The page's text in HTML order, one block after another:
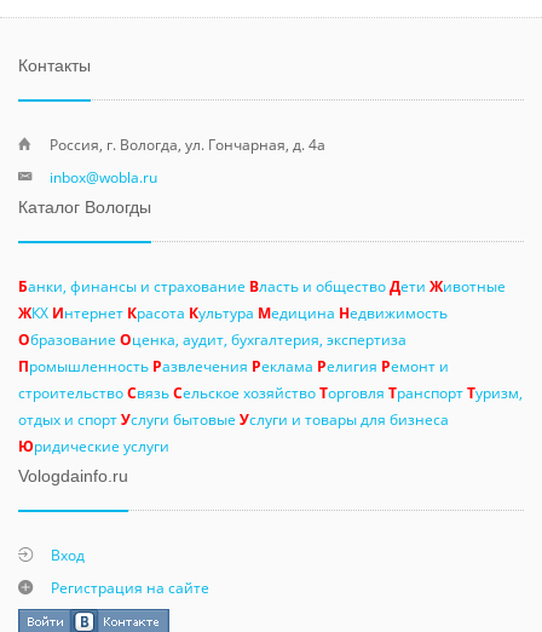
Контакты
Россия, г. Вологда, ул. Гончарная, д. 4а
inbox@wobla.ru
Каталог Вологды
Банки, финансы и страхование Власть и обществоДети Животные
ЖКХ Интернет Красота Культура Медицина Недвижимость
Образование Оценка, аудит, бухгалтерия, экспертиза
Промышленность Развлечения Реклама Религия Ремонт и
строительствоСвязьСельское хозяйствоТорговля ТранспортТуризм,
отдых и спортУслуги бытовые Услуги и товары для бизнеса
Юридические услуги
Vologdainfo.ru
Вход
Регистрация на сайте